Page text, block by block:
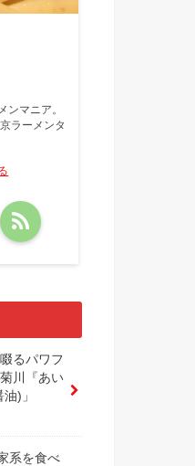
ンマニア。
ラーメンタ
るパワフ
川『あい
)」
系を食べ